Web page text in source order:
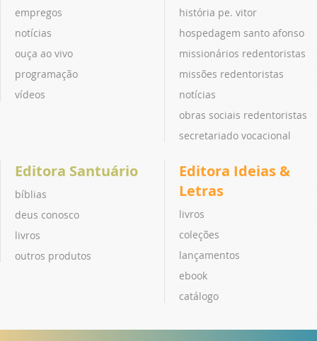
empregos
notícias
ouça ao vivo
programação
vídeos
história pe. vitor
hospedagem santo afonso
missionários redentoristas
missões redentoristas
notícias
obras sociais redentoristas
secretariado vocacional
Editora Santuário
bíblias
deus conosco
livros
outros produtos
Editora Ideias &
Letras
livros
coleções
lançamentos
ebook
catálogo